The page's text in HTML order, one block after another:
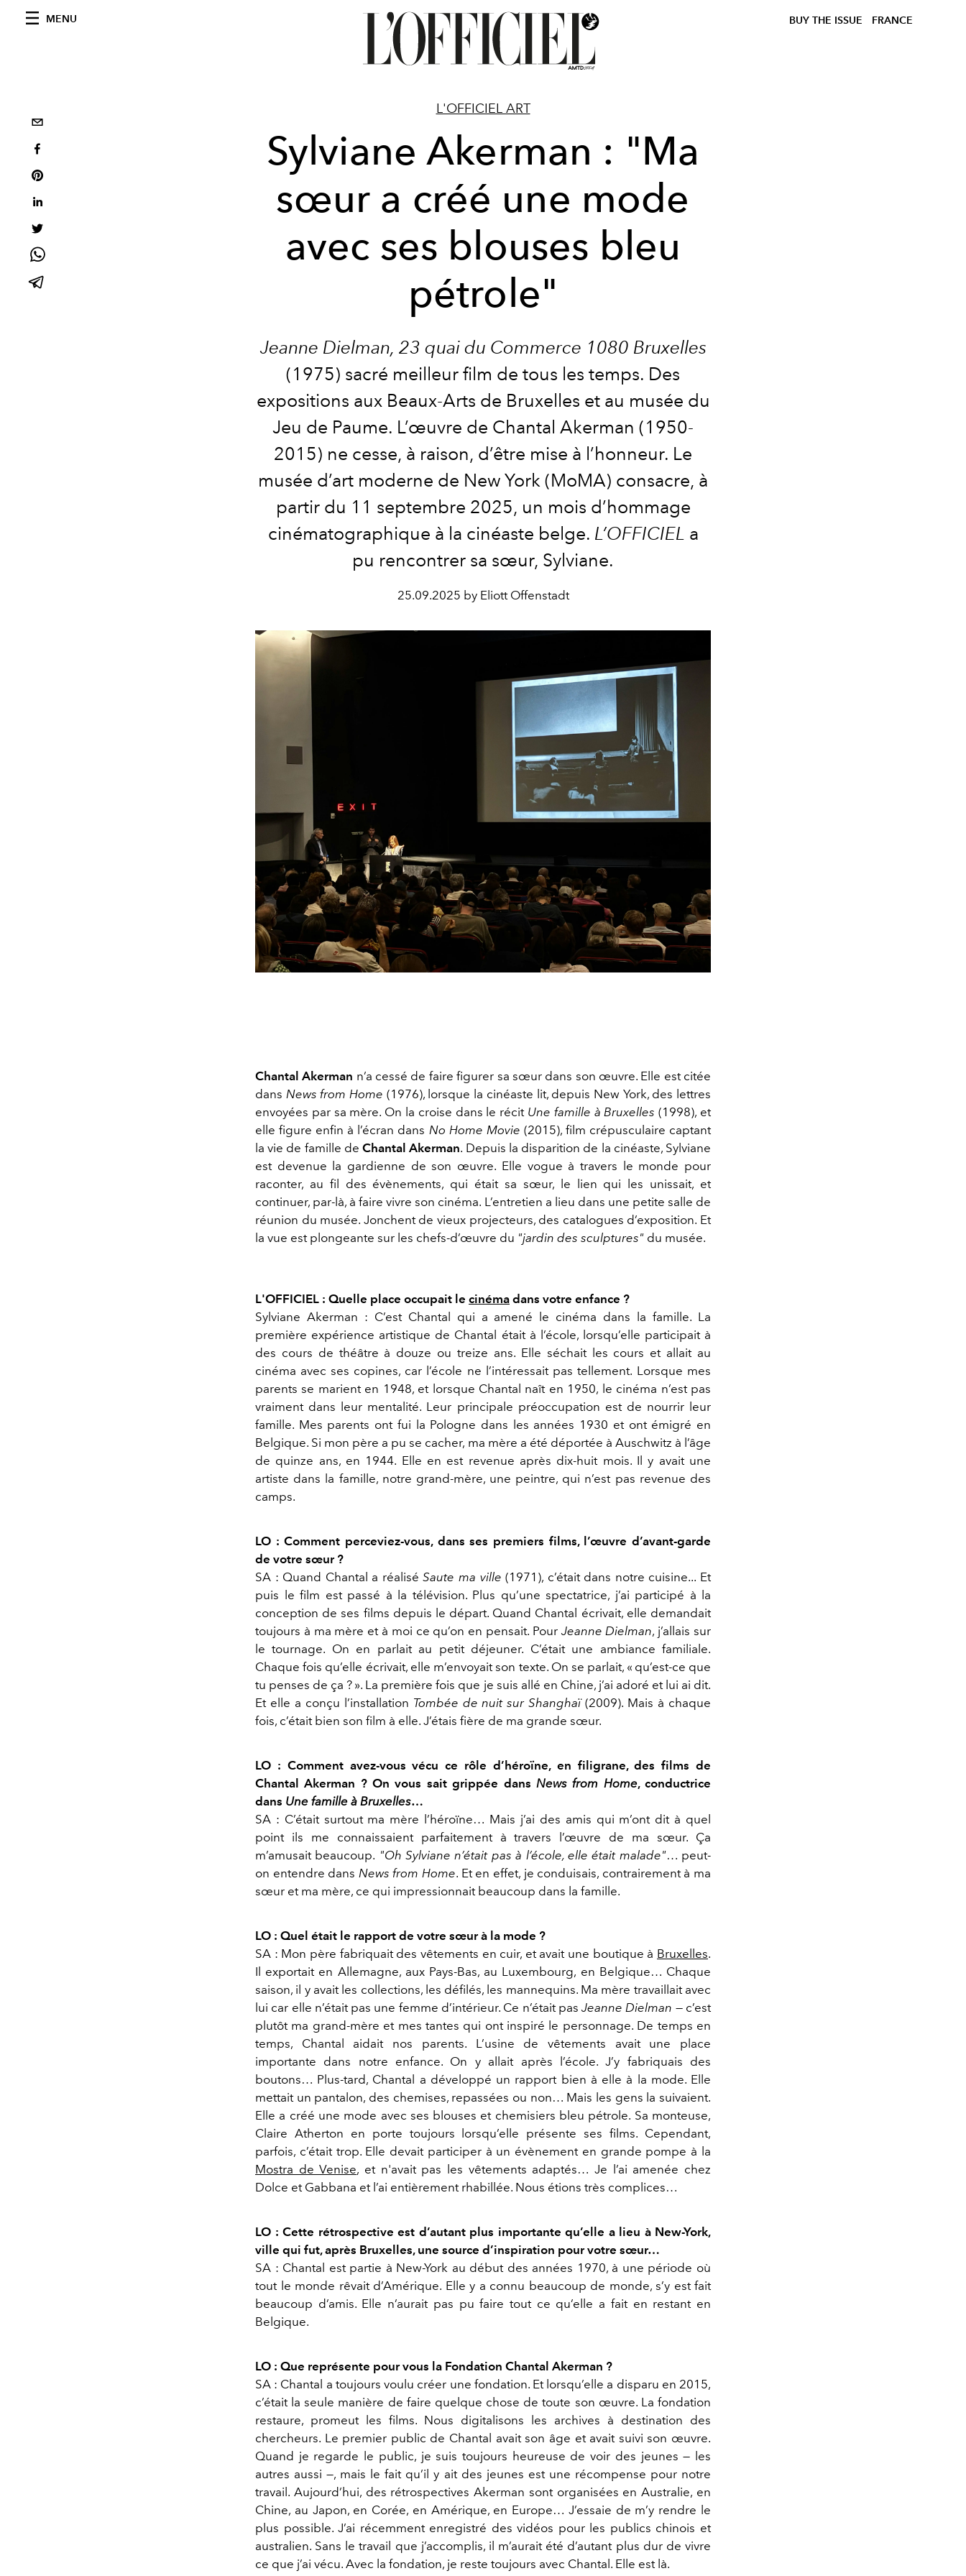
MENU BUY THE ISSUE FRANCE
L'OFFICIEL ART
Sylviane Akerman : "Ma
sœur a créé une mode
avec ses blouses bleu
pétrole"
Jeanne Dielman, 23 quai du Commerce 1080 Bruxelles
(1975) sacré meilleur film de tous les temps. Des
expositions aux Beaux-Arts de Bruxelles et au musée du
Jeu de Paume. L’œuvre de Chantal Akerman (1950-
2015) ne cesse, à raison, d’être mise à l’honneur. Le
musée d’art moderne de New York (MoMA) consacre, à
partir du 11 septembre 2025, un mois d’hommage
cinématographique à la cinéaste belge. L’OFFICIEL a
pu rencontrer sa sœur, Sylviane.
25.09.2025 by Eliott Offenstadt
Chantal Akerman n’a cessé de faire figurer sa sœur dans son œuvre. Elle est citée
dans News from Home (1976), lorsque la cinéaste lit, depuis New York, des lettres
envoyées par sa mère. On la croise dans le récit Une famille à Bruxelles (1998), et
elle figure enfin à l’écran dans No Home Movie (2015), film crépusculaire captant
la vie de famille deChantal Akerman. Depuis la disparition de la cinéaste, Sylviane
est devenue la gardienne de son œuvre. Elle vogue à travers le monde pour
raconter, au fil des évènements, qui était sa sœur, le lien qui les unissait, et
continuer, par-là, à faire vivre son cinéma. L’entretien a lieu dans une petite salle de
réunion du musée. Jonchent de vieux projecteurs, des catalogues d’exposition. Et
la vue est plongeante sur les chefs-d’œuvre du "jardin des sculptures" du musée.
L'OFFICIEL : Quelle place occupait le cinéma dans votre enfance ?
Sylviane Akerman : C’est Chantal qui a amené le cinéma dans la famille. La
première expérience artistique de Chantal était à l’école, lorsqu’elle participait à
des cours de théâtre à douze ou treize ans. Elle séchait les cours et allait au
cinéma avec ses copines, car l’école ne l’intéressait pas tellement. Lorsque mes
parents se marient en 1948, et lorsque Chantal naît en 1950, le cinéma n’est pas
vraiment dans leur mentalité. Leur principale préoccupation est de nourrir leur
famille. Mes parents ont fui la Pologne dans les années 1930 et ont émigré en
Belgique. Si mon père a pu se cacher, ma mère a été déportée à Auschwitz à l’âge
de quinze ans, en 1944. Elle en est revenue après dix-huit mois. Il y avait une
artiste dans la famille, notre grand-mère, une peintre, qui n’est pas revenue des
camps.
LO : Comment perceviez-vous, dans ses premiers films, l’œuvre d’avant-garde
de votre sœur ?
SA : Quand Chantal a réaliséSaute ma ville (1971), c’était dans notre cuisine... Et
puis le film est passé à la télévision. Plus qu’une spectatrice, j’ai participé à la
conception de ses films depuis le départ. Quand Chantal écrivait, elle demandait
toujours à ma mère et à moi ce qu’on en pensait. Pour Jeanne Dielman, j’allais sur
le tournage. On en parlait au petit déjeuner. C’était une ambiance familiale.
Chaque fois qu’elle écrivait, elle m’envoyait son texte. On se parlait, « qu’est-ce que
tu penses de ça ? ». La première fois que je suis allé en Chine, j’ai adoré et lui ai dit.
Et elle a conçu l’installation Tombée de nuit sur Shanghaï(2009). Mais à chaque
fois, c’était bien son film à elle. J’étais fière de ma grande sœur.
LO : Comment avez-vous vécu ce rôle d’héroïne, en filigrane, des films de
Chantal Akerman ? On vous sait grippée dans News from Home, conductrice
dans Une famille à Bruxelles…
SA : C’était surtout ma mère l’héroïne… Mais j’ai des amis qui m’ont dit à quel
point ils me connaissaient parfaitement à travers l’œuvre de ma sœur. Ça
m’amusait beaucoup. "Oh Sylviane n’était pas à l’école, elle était malade"… peut-
on entendre dans News from Home. Et en effet, je conduisais, contrairement à ma
sœur et ma mère, ce qui impressionnait beaucoup dans la famille.
LO : Quel était le rapport de votre sœur à la mode ?
SA : Mon père fabriquait des vêtements en cuir, et avait une boutique à Bruxelles.
Il exportait en Allemagne, aux Pays-Bas, au Luxembourg, en Belgique… Chaque
saison, il y avait les collections, les défilés, les mannequins. Ma mère travaillait avec
lui car elle n’était pas une femme d’intérieur. Ce n’était pasJeanne Dielman — c’est
plutôt ma grand-mère et mes tantes qui ont inspiré le personnage. De temps en
temps, Chantal aidait nos parents. L’usine de vêtements avait une place
importante dans notre enfance. On y allait après l’école. J’y fabriquais des
boutons… Plus-tard, Chantal a développé un rapport bien à elle à la mode. Elle
mettait un pantalon, des chemises, repassées ou non… Mais les gens la suivaient.
Elle a créé une mode avec ses blouses et chemisiers bleu pétrole. Sa monteuse,
Claire Atherton en porte toujours lorsqu’elle présente ses films. Cependant,
parfois, c’était trop. Elle devait participer à un évènement en grande pompe à la
Mostra de Venise, et n'avait pas les vêtements adaptés… Je l’ai amenée chez
Dolce et Gabbana et l’ai entièrement rhabillée. Nous étions très complices…
LO : Cette rétrospective est d’autant plus importante qu’elle a lieu à New-York,
ville qui fut, après Bruxelles, une source d’inspiration pour votre sœur…
SA : Chantal est partie à New-York au début des années 1970, à une période où
tout le monde rêvait d’Amérique. Elle y a connu beaucoup de monde, s’y est fait
beaucoup d’amis. Elle n’aurait pas pu faire tout ce qu’elle a fait en restant en
Belgique.
LO : Que représente pour vous la Fondation Chantal Akerman ?
SA : Chantal a toujours voulu créer une fondation. Et lorsqu’elle a disparu en 2015,
c’était la seule manière de faire quelque chose de toute son œuvre. La fondation
restaure, promeut les films. Nous digitalisons les archives à destination des
chercheurs. Le premier public de Chantal avait son âge et avait suivi son œuvre.
Quand je regarde le public, je suis toujours heureuse de voir des jeunes — les
autres aussi —, mais le fait qu’il y ait des jeunes est une récompense pour notre
travail. Aujourd’hui, des rétrospectives Akerman sont organisées en Australie, en
Chine, au Japon, en Corée, en Amérique, en Europe… J’essaie de m’y rendre le
plus possible. J’ai récemment enregistré des vidéos pour les publics chinois et
australien. Sans le travail que j’accomplis, il m’aurait été d’autant plus dur de vivre
ce que j’ai vécu. Avec la fondation, je reste toujours avec Chantal. Elle est là.